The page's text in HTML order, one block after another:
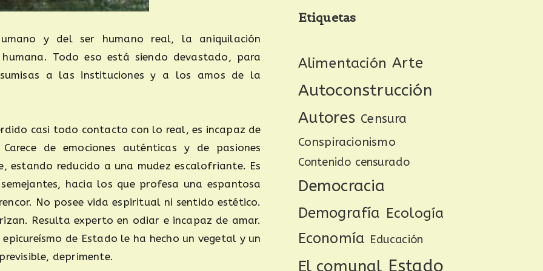
y del ser humano real, la aniquilación
Todo eso está siendo devastado, para
a las instituciones y a los amos de la
casi todo contacto con lo real, es incapaz de
de emociones auténticas y de pasiones
estando reducido a una mudez escalofriante. Es
hacia los que profesa una espantosa
No posee vida espiritual ni sentido estético.
Resulta experto en odiar e incapaz de amar.
de Estado le ha hecho un vegetal y un
deprimente.
Etiquetas
Alimentación Arte
Autoconstrucción
Autores Censura
Conspiracionismo
Contenido censurado
Democracia
Demografía Ecología
Economía Educación
El comunal Estado